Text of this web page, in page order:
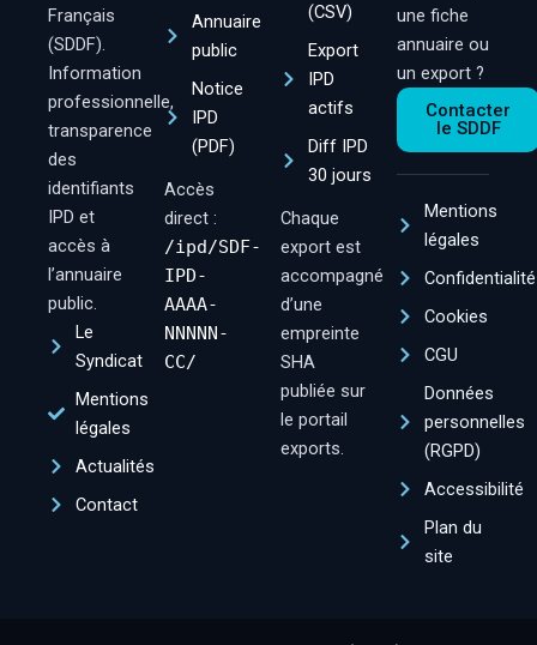
Français
(SDDF).
Information
professionnelle,
transparence
des
identifiants
IPD et
accès à
l’annuaire
public.
Le
Syndicat
Mentions
légales
Actualités
Contact
Annuaire
public
Notice
IPD
(PDF)
Accès
direct :
/ipd/SDF-
IPD-
AAAA-
NNNNN-
CC/
(CSV)
Export
IPD
actifs
Diff IPD
30 jours
Chaque
export est
accompagné
d’une
empreinte
SHA
publiée sur
le portail
exports.
une fiche
annuaire ou
un export ?
Contacter
le SDDF
Mentions
légales
Confidentialité
Cookies
CGU
Données
personnelles
(RGPD)
Accessibilité
Plan du
site